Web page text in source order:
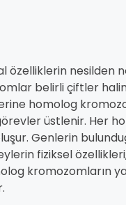
özelliklerin nesilden
belirli çiftler
homolog
üstlenir. Her
Genlerin
fiziksel
kromozomların